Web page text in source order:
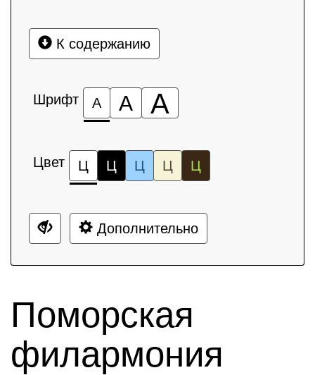
К содержанию
Шрифт А А А
Цвет Ц Ц Ц Ц Ц
Дополнительно
Поморская
филармония